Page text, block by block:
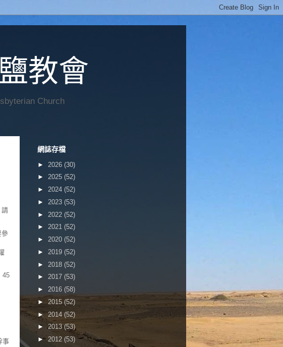
教會
Church
請
參
45
事
網誌存檔
► 2026 (30)
► 2025 (52)
► 2024 (52)
► 2023 (53)
► 2022 (52)
► 2021 (52)
► 2020 (52)
► 2019 (52)
► 2018 (52)
► 2017 (53)
► 2016 (58)
► 2015 (52)
► 2014 (52)
►2013(53)
► 2012 (53)